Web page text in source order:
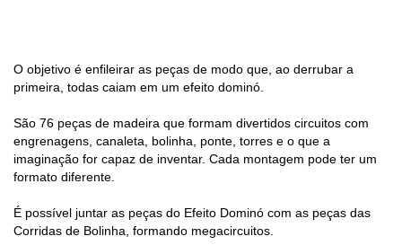
O objetivo é enfileirar as peças de modo que, ao derrubar a
primeira, todas caiam em um efeito dominó.
São 76 peças de madeira que formam divertidos circuitos com
engrenagens, canaleta, bolinha, ponte, torres e o que a
imaginação for capaz de inventar. Cada montagem pode ter um
formato diferente.
É possível juntar as peças do Efeito Dominó com as peças das
Corridas de Bolinha, formando megacircuitos.